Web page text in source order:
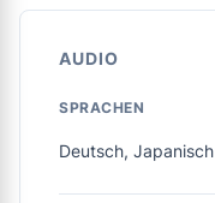
AUDIO
SPRACHEN
Deutsch, Japanisch